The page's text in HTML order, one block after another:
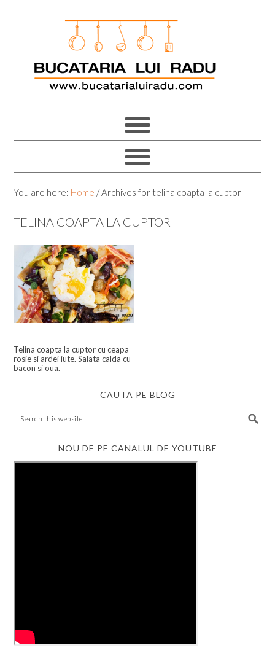
You are here: Home /Archives for telina coapta la cuptor
TELINA COAPTA LA CUPTOR
Telina coapta la cuptor cu ceapa
rosie si ardei iute. Salata calda cu
bacon si oua.
CAUTA PE BLOG
NOU DE PE CANALUL DE YOUTUBE